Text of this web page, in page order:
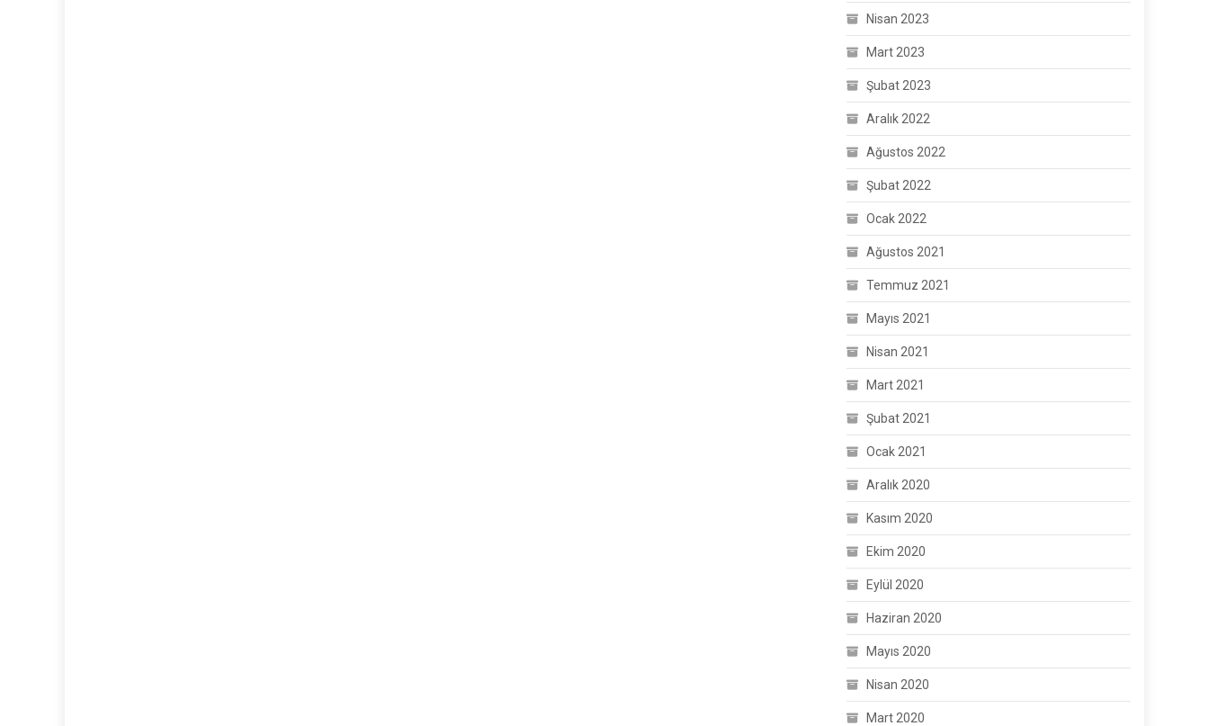
Nisan 2023
Mart 2023
Şubat 2023
Aralık 2022
Ağustos 2022
Şubat 2022
Ocak 2022
Ağustos 2021
Temmuz 2021
Mayıs 2021
Nisan 2021
Mart 2021
Şubat 2021
Ocak 2021
Aralık 2020
Kasım 2020
Ekim 2020
Eylül 2020
Haziran 2020
Mayıs 2020
Nisan 2020
Mart 2020